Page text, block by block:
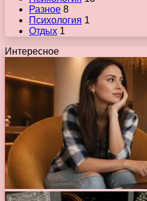
Разное 8
Психология 1
Отдых 1
Интересное